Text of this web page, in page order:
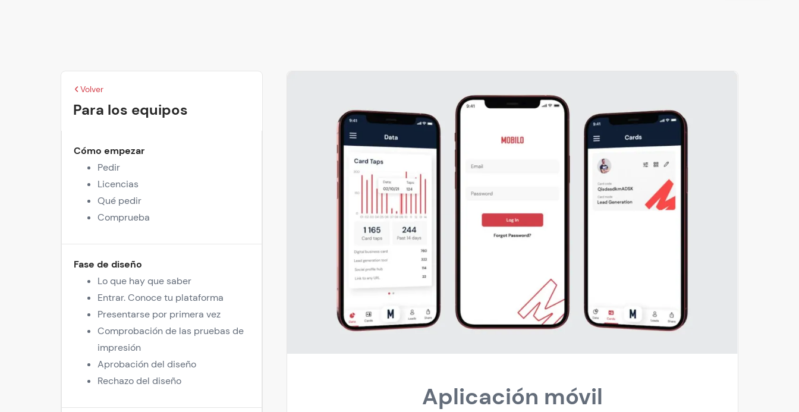
Volver
Para los equipos
Cómo empezar
Pedir
Licencias
Qué pedir
Comprueba
Fase de diseño
Lo que hay que saber
Entrar. Conoce tu plataforma
Presentarse por primera vez
Comprobación de las pruebas de
impresión
Aprobación del diseño
Rechazo del diseño
Aplicación móvil